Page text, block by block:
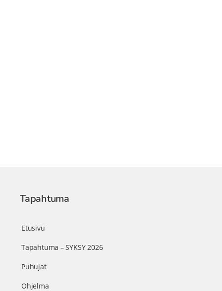
Tapahtuma
Etusivu
Tapahtuma – SYKSY 2026
Puhujat
Ohjelma